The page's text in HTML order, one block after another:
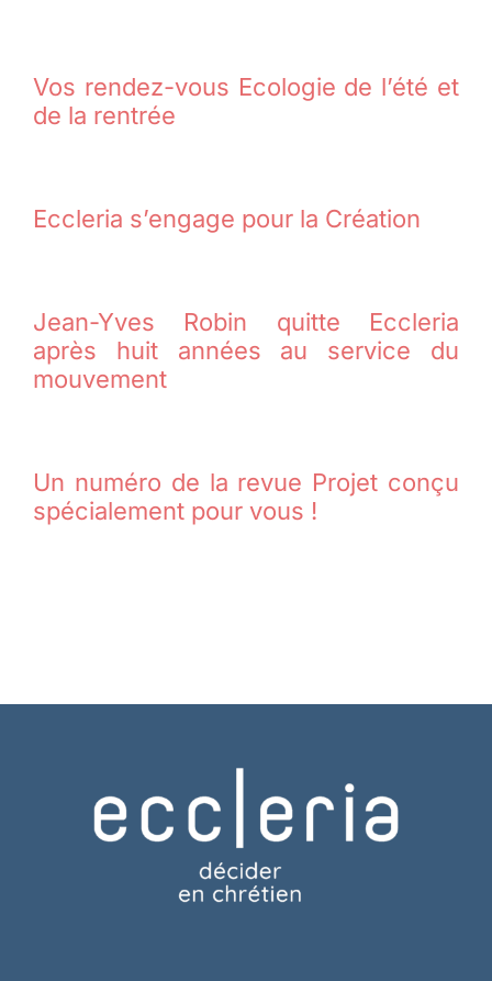
Vos rendez-vous Ecologie de l’été et
de la rentrée
Eccleria s’engage pour la Création
Jean-Yves Robin quitte Eccleria
après huit années au service du
mouvement
Un numéro de la revue Projet conçu
spécialement pour vous !